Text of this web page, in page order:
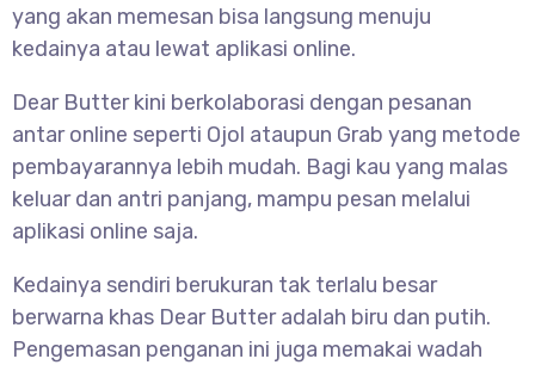
yang akan memesan bisa langsung menuju
kedainya atau lewat aplikasi online.
Dear Butter kini berkolaborasi dengan pesanan
antar online seperti Ojol ataupun Grab yang metode
pembayarannya lebih mudah. Bagi kau yang malas
keluar dan antri panjang, mampu pesan melalui
aplikasi online saja.
Kedainya sendiri berukuran tak terlalu besar
berwarna khas Dear Butter adalah biru dan putih.
Pengemasan penganan ini juga memakai wadah